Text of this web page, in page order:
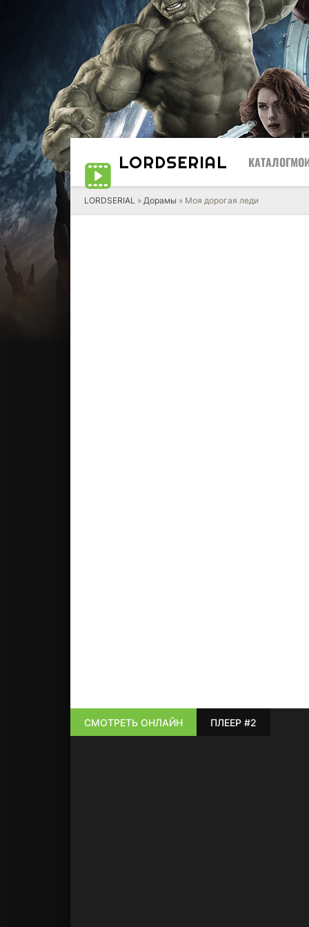
LORDSERIAL КАТАЛОГ
LORDSERIAL » Дорамы » Моя дорогая леди
СМОТРЕТЬ ОНЛАЙН ПЛЕЕР #2